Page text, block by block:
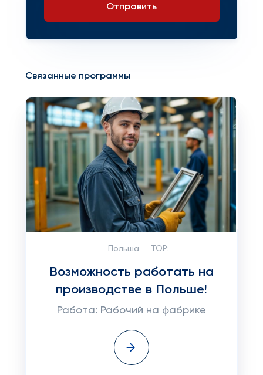
Отправить
Связанные программы
Польша TOP:
Возможность работать на
производстве в Польше!
Работа: Рабочий на фабрике